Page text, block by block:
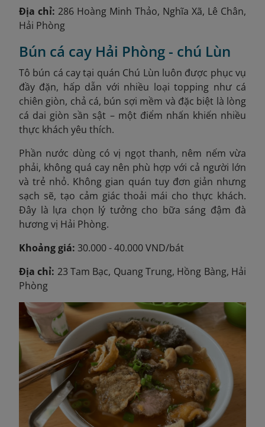
Địa chỉ: 286 Hoàng Minh Thảo, Nghĩa Xã, Lê Chân,
Hải Phòng
Bún cá cay Hải Phòng - chú Lùn
Tô bún cá cay tại quán Chú Lùn luôn được phục vụ
đầy đặn, hấp dẫn với nhiều loại topping như cá
chiên giòn, chả cá, bún sợi mềm và đặc biệt là lòng
cá dai giòn sần sật – một điểm nhấn khiến nhiều
thực khách yêu thích.
Phần nước dùng có vị ngọt thanh, nêm nếm vừa
phải, không quá cay nên phù hợp với cả người lớn
và trẻ nhỏ. Không gian quán tuy đơn giản nhưng
sạch sẽ, tạo cảm giác thoải mái cho thực khách.
Đây là lựa chọn lý tưởng cho bữa sáng đậm đà
hương vị Hải Phòng.
Khoảng giá: 30.000 - 40.000 VND/bát
Địa chỉ: 23 Tam Bạc, Quang Trung, Hồng Bàng, Hải
Phòng